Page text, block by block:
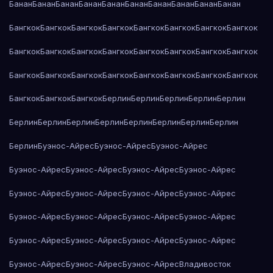
БананБананБананБананБананБананБананБананБананБанан
БангкокБангкокБангкокБангкокБангкокБангкокБангкокБангкок
БангкокБангкокБангкокБангкокБангкокБангкокБангкокБангкок
БангкокБангкокБангкокБангкокБангкокБангкокБангкокБангкок
БангкокБангкокБангкокБерлинБерлинБерлинБерлинБерлин
БерлинБерлинБерлинБерлинБерлинБерлинБерлинБерлин
БерлинБуэнос-АйресБуэнос-АйресБуэнос-Айрес
Буэнос-АйресБуэнос-АйресБуэнос-АйресБуэнос-Айрес
Буэнос-АйресБуэнос-АйресБуэнос-АйресБуэнос-Айрес
Буэнос-АйресБуэнос-АйресБуэнос-АйресБуэнос-Айрес
Буэнос-АйресБуэнос-АйресБуэнос-АйресБуэнос-Айрес
Буэнос-АйресБуэнос-АйресБуэнос-АйресВладивосток